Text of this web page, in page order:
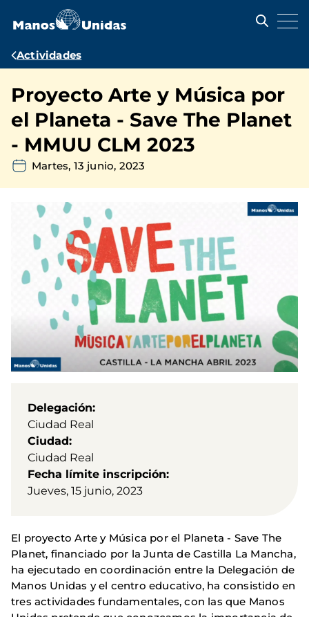
contenido
Ruta
navegación
Actividades
Proyecto Arte y Música por
el Planeta - Save The Planet
- MMUU CLM 2023
Martes, 13 junio, 2023
Delegación
Ciudad Real
Ciudad
Ciudad Real
Fecha límite inscripción
Jueves, 15 junio, 2023
El proyecto Arte y Música por el Planeta - Save The
Planet, financiado por la Junta de Castilla La Mancha,
ha ejecutado en coordinación entre la Delegación de
Manos Unidas y el centro educativo, ha consistido en
tres actividades fundamentales, con las que Manos